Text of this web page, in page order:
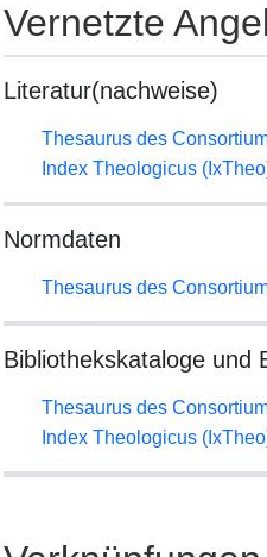
Vernetzte
Literatur(nachweise)
Thesaurus des
Index Theologicus
Normdaten
Thesaurus des
Bibliothekskataloge und
Thesaurus des
Index Theologicus